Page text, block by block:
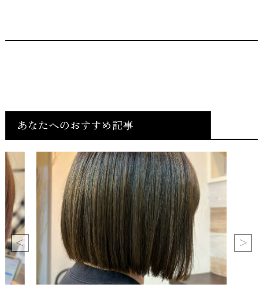
あなたへのおすすめ記事